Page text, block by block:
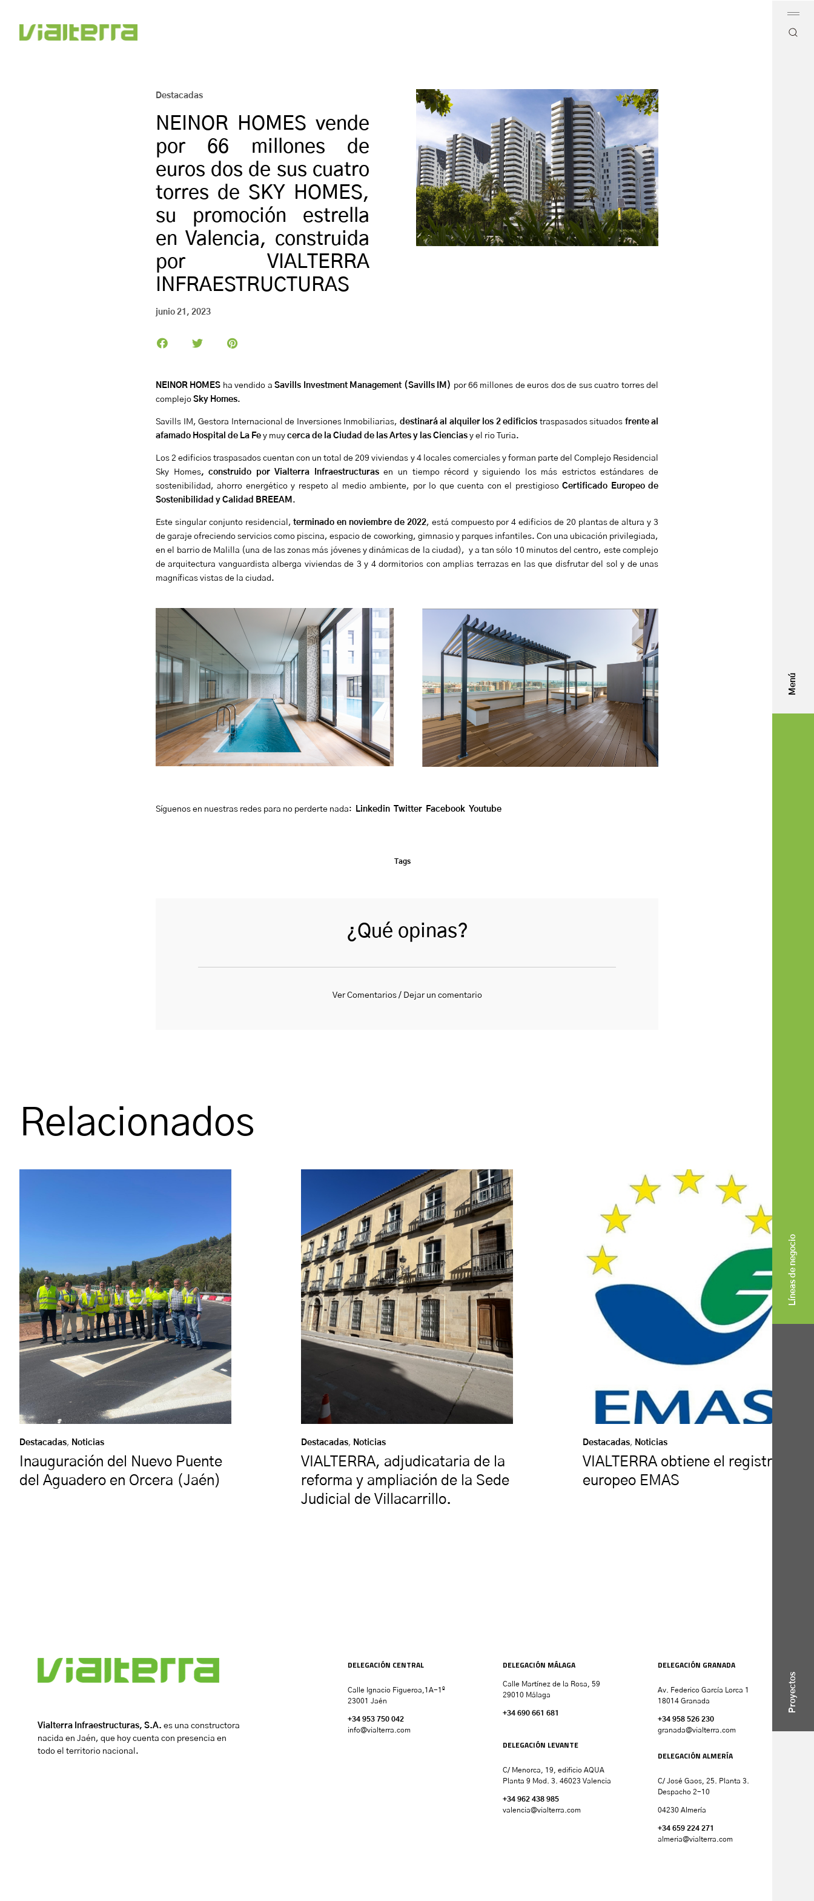
Menú
Líneas de negocio
Proyectos
Destacadas
NEINOR HOMES vende
por 66 millones de
euros dos de sus cuatro
torres de SKY HOMES,
su promoción estrella
en Valencia, construida
por VIALTERRA
INFRAESTRUCTURAS
junio 21, 2023
NEINOR HOMES ha vendido aSavills Investment Management (Savills IM) por 66 millones de euros dos de sus cuatro torres del
complejo Sky Homes.
Savills IM, Gestora Internacional de Inversiones Inmobiliarias, destinará al alquiler los 2 edificios traspasados situados frente al
afamado Hospital de La Fe y muy cerca de la Ciudad de las Artes y las Ciencias y el rio Turia.
Los 2 edificios traspasados cuentan con un total de 209 viviendas y 4 locales comerciales y forman parte del Complejo Residencial
Sky Homes, construido por Vialterra Infraestructurasen un tiempo récord y siguiendo los más estrictos estándares de
sostenibilidad, ahorro energético y respeto al medio ambiente, por lo que cuenta con el prestigiosoCertificado Europeo de
Sostenibilidad y Calidad BREEAM .
Este singular conjunto residencial,terminado en noviembre de 2022, está compuesto por 4 edificios de 20 plantas de altura y 3
de garaje ofreciendo servicios como piscina, espacio de coworking, gimnasio y parques infantiles. Con una ubicación privilegiada,
en el barrio de Malilla (una de las zonas más jóvenes y dinámicas de la ciudad), y a tan sólo 10 minutos del centro, este complejo
de arquitectura vanguardista alberga viviendas de 3 y 4 dormitorios con amplias terrazas en las que disfrutar del sol y de unas
magníficas vistas de la ciudad.
Síguenos en nuestras redes para no perderte nada: Linkedin Twitter Facebook Youtube
Tags
¿Qué opinas?
Ver Comentarios / Dejar un comentario
Relacionados
Destacadas, Noticias
Inauguración del Nuevo Puente
del Aguadero en Orcera (Jaén)
Destacadas, Noticias
VIALTERRA, adjudicataria de la
reforma y ampliación de la Sede
Judicial de Villacarrillo.
Destacadas, Noticias
VIALTERRA obtiene el registro
europeo EMAS
Vialterra Infraestructuras, S.A. es una constructora
nacida en Jaén, que hoy cuenta con presencia en
todo el territorio nacional.
DELEGACIÓN CENTRAL
Calle Ignacio Figueroa,1A-1º
23001 Jaén
+34 953 750 042
info@vialterra.com
DELEGACIÓN MÁLAGA
Calle Martínez de la Rosa, 59
29010 Málaga
+34 690 661 681
DELEGACIÓN LEVANTE
C/ Menorca, 19, edificio AQUA
Planta 9 Mod. 3. 46023 Valencia
+34 962 438 985
valencia@vialterra.com
DELEGACIÓN GRANADA
Av. Federico García Lorca 1
18014 Granada
+34 958 526 230
granada@vialterra.com
DELEGACIÓN ALMERÍA
C/ José Gaos, 25. Planta 3.
Despacho 2-10
04230 Almería
+34 659 224 271
almeria@vialterra.com